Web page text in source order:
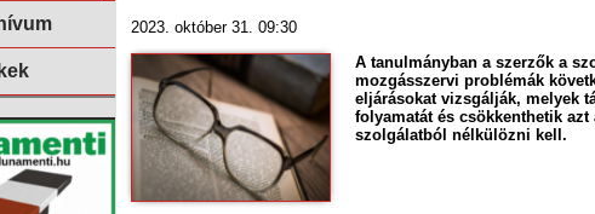
2023. október 31. 09:30
A tanulmányban a szerzők a
mozgásszervi problémák
eljárásokat vizsgálják, melyek
folyamatát és csökkenthetik
szolgálatból nélkülözni kell.